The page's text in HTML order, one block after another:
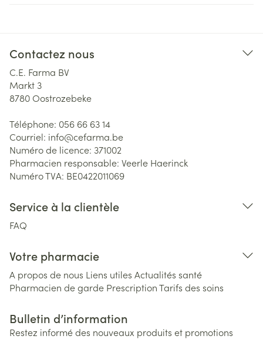
Contactez nous
C.E. Farma BV
Markt 3
8780Oostrozebeke
Téléphone: 056 66 63 14
Courriel: info@cefarma.be
Numéro de licence: 371002
Pharmacien responsable: Veerle Haerinck
Numéro TVA: BE0422011069
Service à la clientèle
FAQ
Votre pharmacie
A propos de nous Liens utiles Actualités santé
Pharmacien de garde PrescriptionTarifs des soins
Bulletin d’information
Restez informé des nouveaux produits et promotions